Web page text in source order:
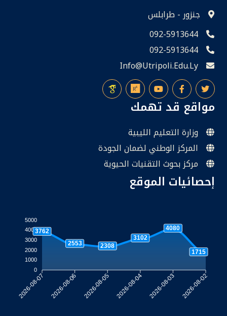
جنزور - طرابلس
092-5913644
092-5913644
Info@utripoli.edu.ly
مواقع قد تهمك
وزارة التعليم الليبية
المركز الوطني لضمان الجودة
مركز بحوث التقنيات الحيوية
إحصائيات الموقع
5000
4000
3000
2000
1000
0
3762
2553
2308
3102
4080
1715
2026-08-07 2026-08-06 2026-08-05 2026-08-04 2026-08-03 2026-08-02